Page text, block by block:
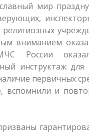
мир
вниманием
России
инструктаж для
первичных
вспомнили и